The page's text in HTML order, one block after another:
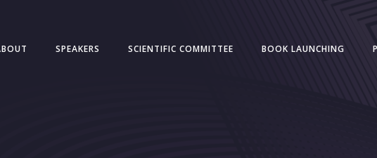
SPEAKERS SCIENTIFIC COMMITTEE BOOK LAUNCHING